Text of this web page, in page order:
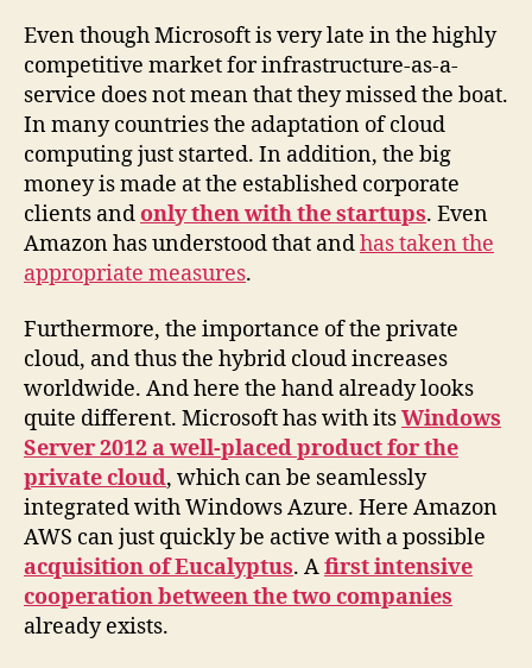
Even though Microsoft is very late in the highly
competitive market for infrastructure-as-a-
service does not mean that they missed the boat.
In many countries the adaptation of cloud
computing just started. In addition, the big
money is made at the established corporate
clients andonly then with the startups. Even
Amazon has understood that andhas taken the
appropriate measures.
Furthermore, the importance of the private
cloud, and thus the hybrid cloud increases
worldwide. And here the hand already looks
quite different. Microsoft has with itsWindows
Server 2012 a well-placed product for the
private cloud, which can be seamlessly
integrated with Windows Azure. Here Amazon
AWS can just quickly be active with a possible
acquisition of Eucalyptus. Afirst intensive
cooperation between the two companies
already exists.